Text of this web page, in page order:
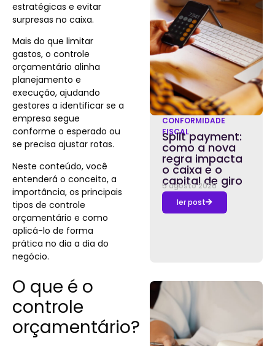
estratégicas e evitar
surpresas no caixa.
Mais do que limitar
gastos, o controle
orçamentário alinha
planejamento e
execução, ajudando
gestores a identificar se a
empresa segue
conforme o esperado ou
se precisa ajustar rotas.
Neste conteúdo, você
entenderá o conceito, a
importância, os principais
tipos de controle
orçamentário e como
aplicá-lo de forma
prática no dia a dia do
negócio.
O que é o
controle
orçamentário?
CONFORMIDADE
FISCAL
Split payment:
como a nova
regra impacta
o caixa e o
capital de giro
5 agosto 2026
ler post